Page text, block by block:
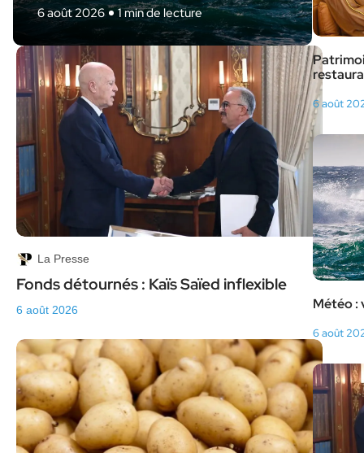
6 août 2026 1 min de lecture
La Presse
Fonds détournés : Kaïs Saïed inflexible
6 août 2026
6 août
Météo :
6 août